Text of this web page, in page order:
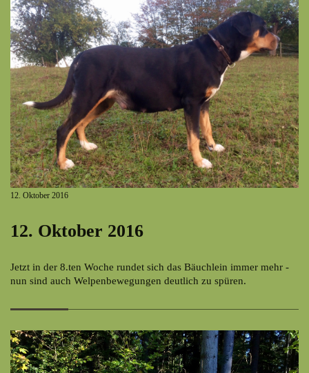
12. Oktober 2016
12. Oktober 2016
Jetzt in der 8.ten Woche rundet sich das Bäuchlein immer mehr -
nun sind auch Welpenbewegungen deutlich zu spüren.